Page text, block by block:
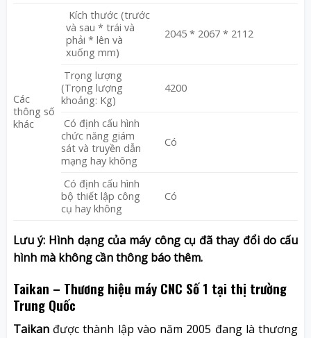
Các
thông số
khác
Kích thước (trước
và sau * trái và
phải * lên và
xuống mm)
2045 * 2067 * 2112
Trọng lượng
(Trọng lượng
khoảng: Kg)
4200
Có định cấu hình
chức năng giám
sát và truyền dẫn
mạng hay không
Có
Có định cấu hình
bộ thiết lập công
cụ hay không
Có
Lưu ý: Hình dạng của máy công cụ đã thay đổi do cấu
hình mà không cần thông báo thêm.
Taikan – Thương hiệu máy CNC Số 1 tại thị trường
Trung Quốc
Taikanđược thành lập vào năm 2005 đang là thương